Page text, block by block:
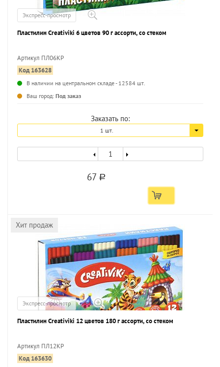
Экспресс-просмотр
Пластилин Creativiki 6 цветов 90 г ассорти, со стеком
Артикул ПЛ06КР
Код 163628
В наличии на центральном складе - 12584 шт.
Ваш город: Под заказ
Заказать по:
1 шт.
67 a
Хит продаж
Экспресс-просмотр
Пластилин Creativiki 12 цветов 180 г ассорти, со стеком
Артикул ПЛ12КР
Код 163630